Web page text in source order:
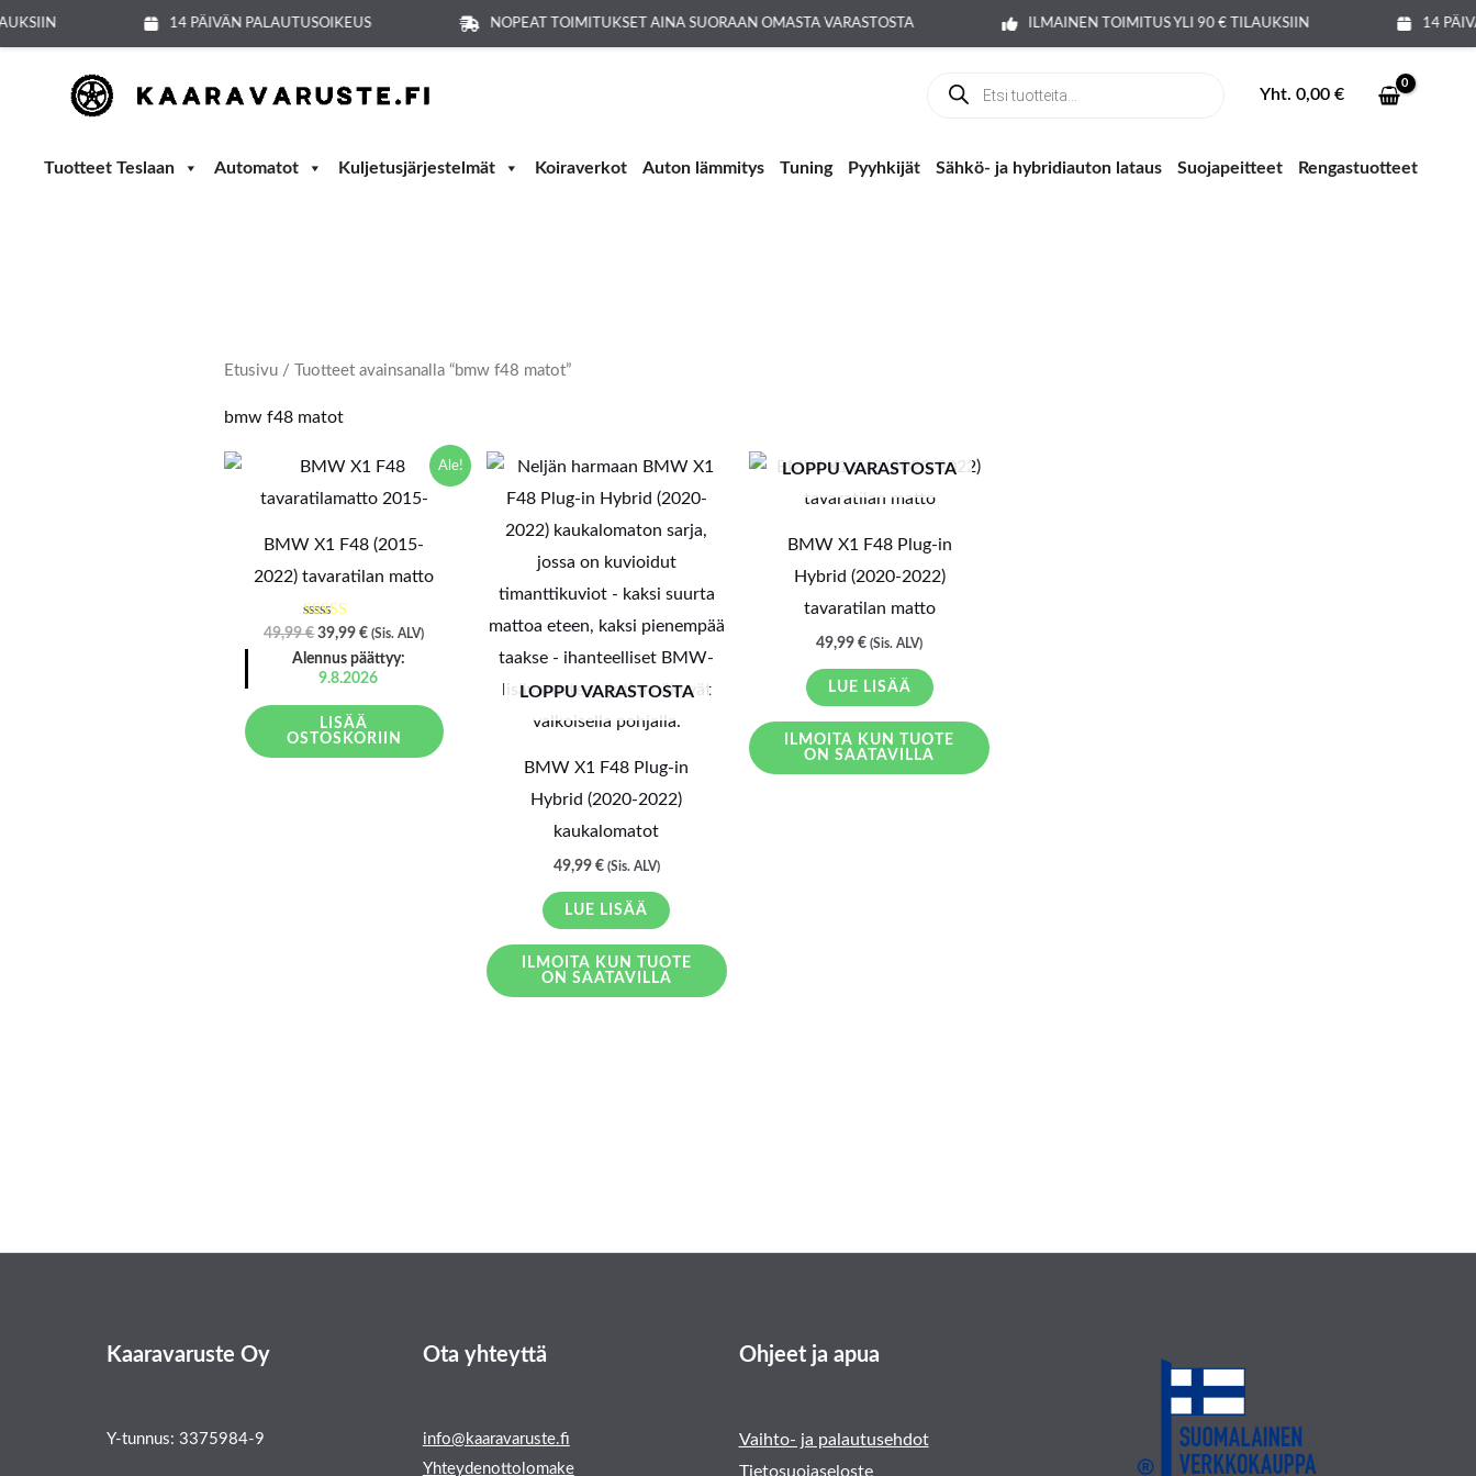
14 PÄIVÄN PALAUTUSOIKEUS NOPEAT TOIMITUKSET AINA SUORAAN OMASTA VARASTOSTA ILMAINEN TOIMITUS YLI 90 € TILAUKSIIN 14
Siirry
sisältöön
search
Yht. 0,00 €
Tuotteet Teslaan Automatot Kuljetusjärjestelmät Koiraverkot Auton lämmitys Tuning Pyyhkijät Sähkö- ja hybridiauton lataus Suojapeitteet Rengastuotteet
Etusivu/ Tuotteet avainsanalla “bmw f48 matot”
bmw f48 matot
Ale!
BMW X1 F48 (2015-
2022) tavaratilan matto
Arvostelu
tuotteesta:
5.00
/ 5
49,99€
Alkuperäinen
oli:
39,99€
Nykyinen
on:
(Sis. ALV)
Alennus päättyy:
9.8.2026
LISÄÄ
OSTOSKORIIN
LOPPU VARASTOSTA
BMW X1 F48 Plug-in
Hybrid (2020-2022)
kaukalomatot
49,99 € (Sis. ALV)
LUE LISÄÄ
ILMOITA KUN TUOTE
ON SAATAVILLA
LOPPU VARASTOSTA
BMW X1 F48 Plug-in
Hybrid (2020-2022)
tavaratilan matto
49,99€ (Sis. ALV)
LUE LISÄÄ
ILMOITA KUN TUOTE
ON SAATAVILLA
Kaaravaruste Oy
Y-tunnus: 3375984-9
Ota yhteyttä
info@kaaravaruste.fi
Yhteydenottolomake
Ohjeet ja apua
Vaihto- ja palautusehdot
Tietosuojaseloste